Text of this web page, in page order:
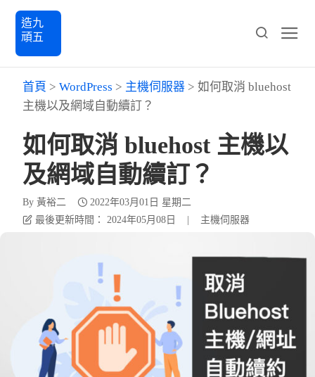
造九
頑五
首頁 > WordPress > 主機伺服器 > 如何取消 bluehost
主機以及網域自動續訂？
如何取消 bluehost 主機以
及網域自動續訂？
By 黃裕二
2022年03月01日 星期二
最後更新時間： 2024年05月08日
主機伺服器